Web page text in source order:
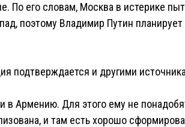
По его словам, Москва в истерике
поэтому Владимир Путин
подтверждается и другими
в Армению. Для этого ему не
и там есть хорошо